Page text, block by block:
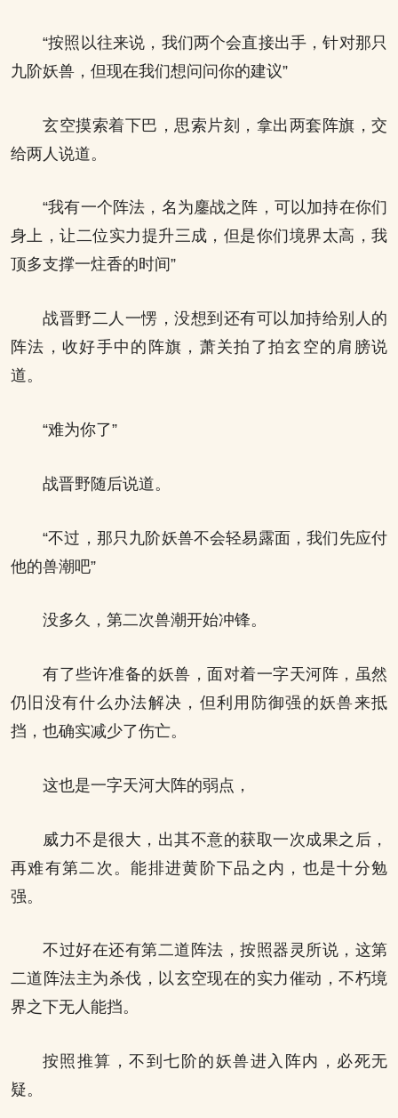
“按照以往来说，我们两个会直接出手，针对那只
九阶妖兽，但现在我们想问问你的建议”
玄空摸索着下巴，思索片刻，拿出两套阵旗，交
给两人说道。
“我有一个阵法，名为鏖战之阵，可以加持在你们
身上，让二位实力提升三成，但是你们境界太高，我
顶多支撑一炷香的时间”
战晋野二人一愣，没想到还有可以加持给别人的
阵法，收好手中的阵旗，萧关拍了拍玄空的肩膀说
道。
“难为你了”
战晋野随后说道。
“不过，那只九阶妖兽不会轻易露面，我们先应付
他的兽潮吧”
没多久，第二次兽潮开始冲锋。
有了些许准备的妖兽，面对着一字天河阵，虽然
仍旧没有什么办法解决，但利用防御强的妖兽来抵
挡，也确实减少了伤亡。
这也是一字天河大阵的弱点，
威力不是很大，出其不意的获取一次成果之后，
再难有第二次。能排进黄阶下品之内，也是十分勉
强。
不过好在还有第二道阵法，按照器灵所说，这第
二道阵法主为杀伐，以玄空现在的实力催动，不朽境
界之下无人能挡。
按照推算，不到七阶的妖兽进入阵内，必死无
疑。